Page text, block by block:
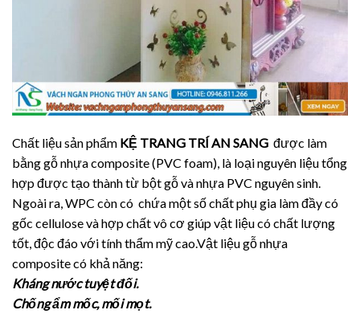
Chất liệu sản phẩm KỆ TRANG TRÍ AN SANG được làm
bằng gỗ nhựa composite (PVC foam), là loại nguyên liệu tổng
hợp được tạo thành từ bột gỗ và nhựa PVC nguyên sinh.
Ngoài ra, WPC còn có chứa một số chất phụ gia làm đầy có
gốc cellulose và hợp chất vô cơ giúp vật liệu có chất lượng
tốt, độc đáo với tính thẩm mỹ cao.Vật liệu gỗ nhựa
composite có khả năng:
Kháng nước tuyệt đối.
Chống ẩm mốc, mối mọt.